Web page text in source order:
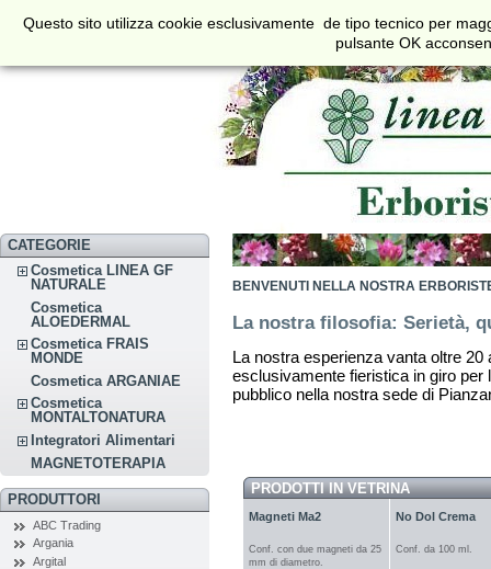
Valuta
CATEGORIE
Cosmetica LINEA GF
NATURALE
Cosmetica
ALOEDERMAL
Cosmetica FRAIS
MONDE
Cosmetica ARGANIAE
Cosmetica
MONTALTONATURA
Integratori Alimentari
MAGNETOTERAPIA
PRODUTTORI
ABC Trading
Argania
Argital
BENVENUTI NELLA NOSTRA
La nostra filosofia: Serietà,
La nostra esperienza vanta oltre
esclusivamente fieristica in giro per
pubblico nella nostra sede di
PRODOTTI IN VETRINA
Magneti Ma2
Conf. con due magneti da 25
mm di diametro.
No Dol Crema
Conf. da 100 ml.
Questo sito utilizza cookie esclusivamente de tipo tecnico per
pulsante OK